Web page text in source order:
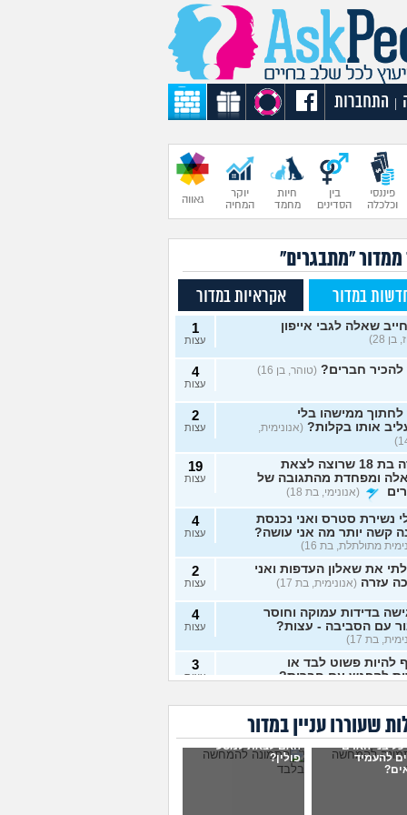
התחברות
פיננסי
וכלכלה
בין
הסדינים
חיות
מחמד
יוקר
המחיה
גאווה
ממדור "מתבגרים"
במדור אקראיות במדור
שאלה לגבי אייפון
28)
1
עצות
להכיר חברים? (טוהר, בן 16) 4
עצות
לחתוך ממישהו בלי
אותו בקלות? (אנונימית,
2
עצות
נערה בת 18 שרוצה לצאת
ומפחדת מהתגובה של
(אנונימי, בת 18)
19
עצות
נשירת סטרס ואני נכנסת
קשה יותר מה אני עושה?
מתולתלת, בת 16)
4
עצות
את שאלון העדפות ואני
עזרה (אנונימית, בת 17)
2
עצות
בדידות עמוקה וחוסר
עם הסביבה - עצות?
בת 17)
4
עצות
להיות פשוט לבד או
להפגש עם חברות?
3
עצות
לומר להורים שאני רוצה
חילוני?
(אהרן, בן 17)
שעוררו עניין במדור
בני האדם
להעמיד
האם לצאת למסע
פולין?